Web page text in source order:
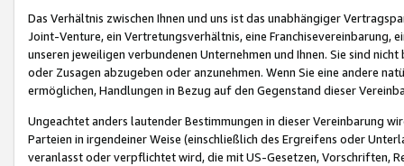
Das Verhältnis zwischen Ihnen und uns ist das unabhängiger
Joint-Venture, ein Vertretungsverhältnis, eine Franchisevereinbarung,
unseren jeweiligen verbundenen Unternehmen und Ihnen. Sie sind
oder Zusagen abzugeben oder anzunehmen. Wenn Sie eine andere
ermöglichen, Handlungen in Bezug auf den Gegenstand dieser
Ungeachtet anders lautender Bestimmungen in dieser Vereinbarung
Parteien in irgendeiner Weise (einschließlich des Ergreifens oder
veranlasst oder verpflichtet wird, die mit US-Gesetzen, Vorschriften,